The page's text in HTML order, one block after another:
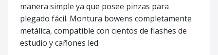
manera simple ya que posee pinzas para
plegado fácil. Montura bowens completamente
metálica, compatible con cientos de flashes de
estudio y cañones led.